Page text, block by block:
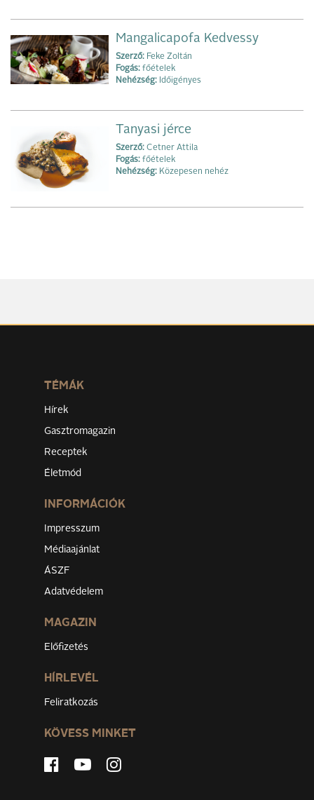
Mangalicapofa Kedvessy
Szerző: Feke Zoltán
Fogás: főételek
Nehézség: Időigényes
Tanyasi jérce
Szerző: Cetner Attila
Fogás: főételek
Nehézség: Közepesen nehéz
TÉMÁK
Hírek
Gasztromagazin
Receptek
Életmód
INFORMÁCIÓK
Impresszum
Médiaajánlat
ÁSZF
Adatvédelem
MAGAZIN
Előfizetés
HÍRLEVÉL
Feliratkozás
KÖVESS MINKET